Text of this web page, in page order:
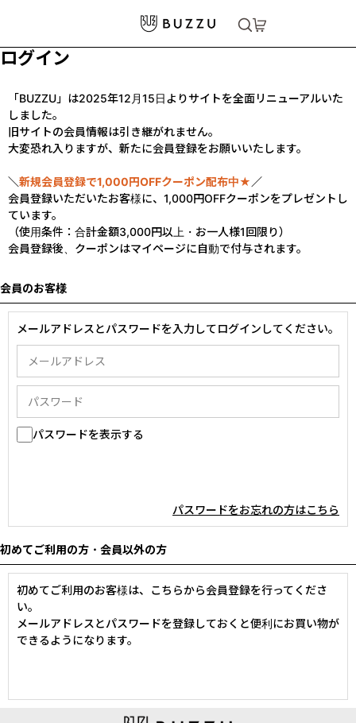
ログイン
「BUZZU」は2025年12月15日よりサイトを全面リニューアルいた
しました。
旧サイトの会員情報は引き継がれません。
大変恐れ入りますが、新たに会員登録をお願いいたします。
＼新規会員登録で1,000円OFFクーポン配布中★ ／
会員登録いただいたお客様に、1,000円OFFクーポンをプレゼントし
ています。
（使用条件：合計金額3,000円以上・お一人様1回限り）
会員登録後、クーポンはマイページに自動で付与されます。
会員のお客様
メールアドレスとパスワードを入力してログインしてください。
パスワードを表示する
パスワードをお忘れの方はこちら
初めてご利用の方・会員以外の方
初めてご利用のお客様は、こちらから会員登録を行ってくださ
い。
メールアドレスとパスワードを登録しておくと便利にお買い物が
できるようになります。